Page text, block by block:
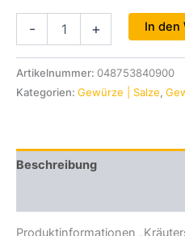
-
Gewürzzubereitung
+ In den
Artikelnummer: 048753840900
Kategorien: Gewürze | Salze,
Beschreibung
Produktinformationen